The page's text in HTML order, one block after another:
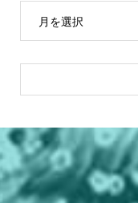
月を選択